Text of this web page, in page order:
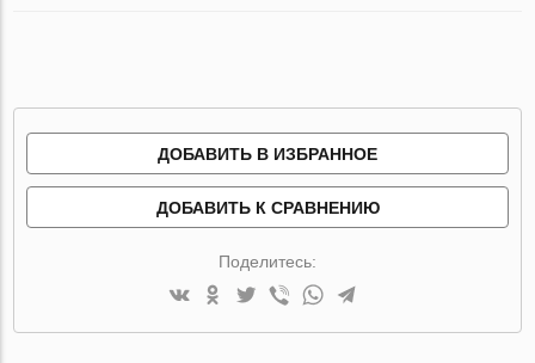
ДОБАВИТЬ В ИЗБРАННОЕ
ДОБАВИТЬ К СРАВНЕНИЮ
Поделитесь: